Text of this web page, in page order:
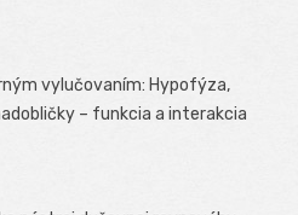
vylučovaním: Hypofýza,
– funkcia a interakcia